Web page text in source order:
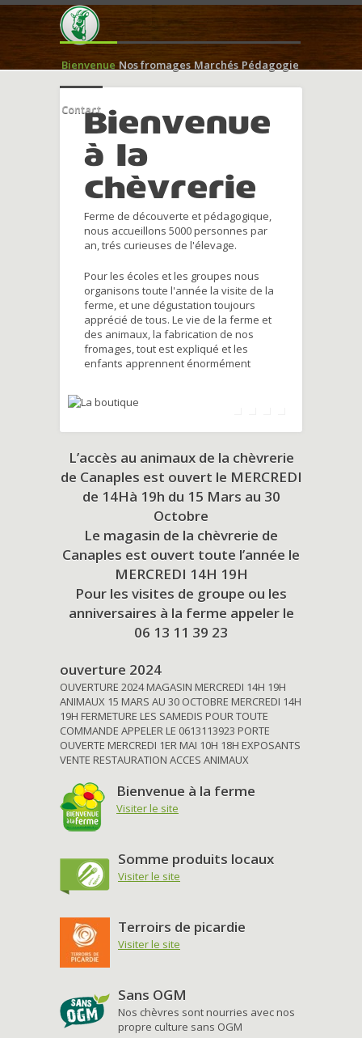
Bienvenue Nos fromages Marchés Pédagogie
ContactBienvenue
à la
chèvrerie
Ferme de découverte et pédagogique,
nous accueillons 5000 personnes par
an, trés curieuses de l'élevage.
Pour les écoles et les groupes nous
organisons toute l'année la visite de la
ferme, et une dégustation toujours
apprécié de tous. Le vie de la ferme et
des animaux, la fabrication de nos
fromages, tout est expliqué et les
enfants apprennent énormément
L’accès au animaux de la chèvrerie
de Canaples est ouvert le MERCREDI
de 14Hà 19h du 15 Mars au 30
Octobre
Le magasin de la chèvrerie de
Canaples est ouvert toute l’année le
MERCREDI 14H 19H
Pour les visites de groupe ou les
anniversaires à la ferme appeler le
06 13 11 39 23
ouverture 2024
OUVERTURE 2024 MAGASIN MERCREDI 14H 19H
ANIMAUX 15 MARS AU 30 OCTOBRE MERCREDI 14H
19H FERMETURE LES SAMEDIS POUR TOUTE
COMMANDE APPELER LE 0613113923 PORTE
OUVERTE MERCREDI 1ER MAI 10H 18H EXPOSANTS
VENTE RESTAURATION ACCES ANIMAUX
Bienvenue à la ferme
Visiter le site
Somme produits locaux
Visiter le site
Terroirs de picardie
Visiter le site
Sans OGM
Nos chèvres sont nourries avec nos
propre culture sans OGM